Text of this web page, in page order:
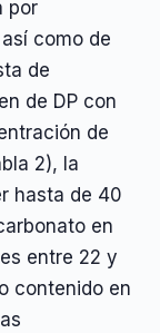
por
como de
de
de DP con
de
2), la
hasta de 40
en
entre 22 y
contenido en